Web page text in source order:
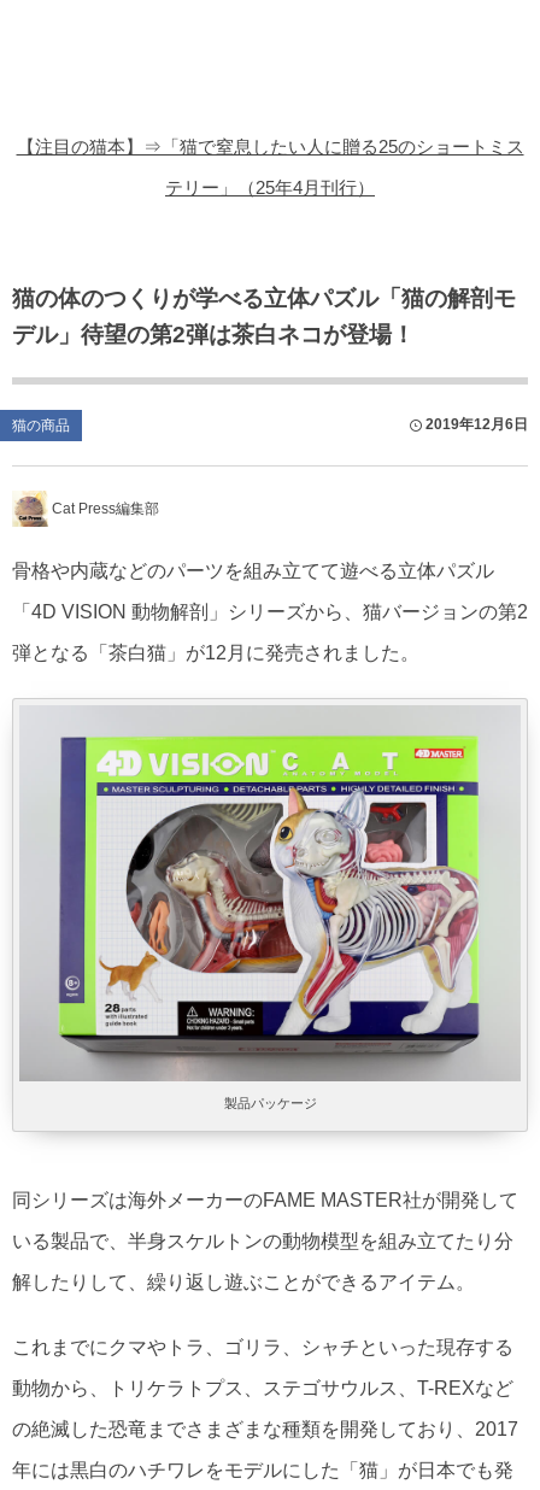
【注目の猫本】⇒「猫で窒息したい人に贈る25のショートミス
テリー」（25年4月刊行）
猫の体のつくりが学べる立体パズル「猫の解剖モ
デル」待望の第2弾は茶白ネコが登場！
猫の商品 2019年12月6日
Cat Press編集部
骨格や内蔵などのパーツを組み立てて遊べる立体パズル
「4D VISION 動物解剖」シリーズから、猫バージョンの第2
弾となる「茶白猫」が12月に発売されました。
製品パッケージ
同シリーズは海外メーカーのFAME MASTER社が開発して
いる製品で、半身スケルトンの動物模型を組み立てたり分
解したりして、繰り返し遊ぶことができるアイテム。
これまでにクマやトラ、ゴリラ、シャチといった現存する
動物から、トリケラトプス、ステゴサウルス、T-REXなど
の絶滅した恐竜までさまざまな種類を開発しており、2017
年には黒白のハチワレをモデルにした「猫」が日本でも発
猫のゲーム・アプリ
猫のフリー写真素材